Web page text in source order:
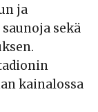
ja
sekä
kainalossa